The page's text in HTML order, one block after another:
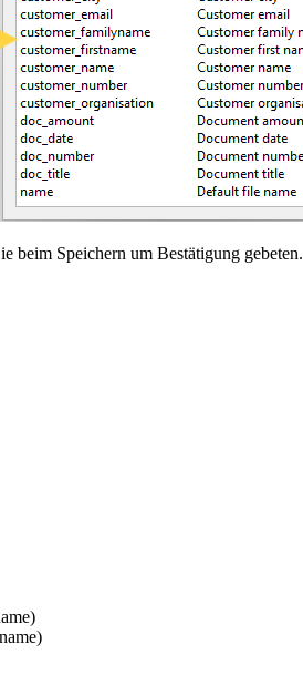
beim Speichern um Bestätigung gebeten.